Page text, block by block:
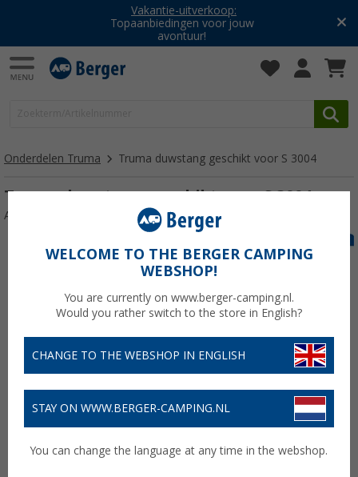
Vakantie-uitverkoop:
Topaanbiedingen voor jouw
avontuur!
Onderdelen Truma Truma duwstang geschikt voor S 3004
Truma duwstang geschikt voor S 3004
Artikelnr: DruckstangeS3004124423
WELCOME TO THE BERGER CAMPING
WEBSHOP!
You are currently on www.berger-camping.nl.
Would you rather switch to the store in English?
CHANGE TO THE WEBSHOP IN ENGLISH
STAY ON WWW.BERGER-CAMPING.NL
You can change the language at any time in the webshop.